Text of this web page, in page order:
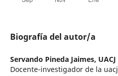
Biografía del autor/a
Servando Pineda Jaimes, UACJ
Docente-investigador de la uacj